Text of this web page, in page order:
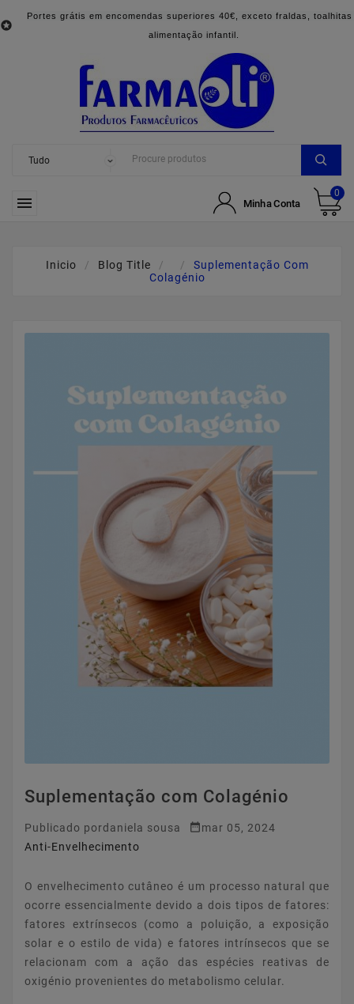

Portes grátis em encomendas superiores 40€, exceto fraldas, toalhitas
alimentação infantil.
 Minha Conta
0
Inicio Blog Title
Suplementação Com
Colagénio
Suplementação com Colagénio
Publicado pordaniela sousa mar 05, 2024
Anti-Envelhecimento
O envelhecimento cutâneo é um processo natural que
ocorre essencialmente devido a dois tipos de fatores:
fatores extrínsecos (como a poluição, a exposição
solar e o estilo de vida) e fatores intrínsecos que se
relacionam com a ação das espécies reativas de
oxigénio provenientes do metabolismo celular.